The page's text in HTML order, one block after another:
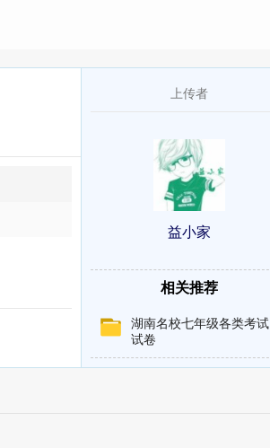
上传者
益小家
相关推荐
湖南名校七年级各类考试
试卷